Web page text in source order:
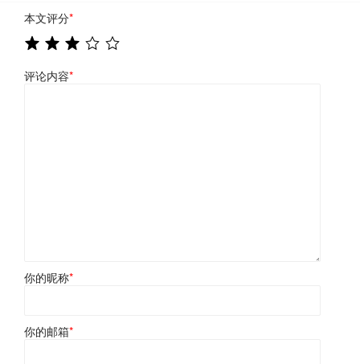
本文评分*
评论内容*
你的昵称*
你的邮箱*